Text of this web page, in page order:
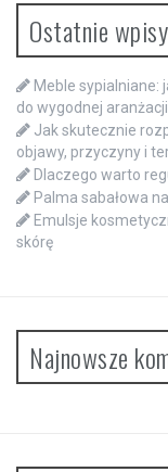
Ostatnie wpisy
Meble sypialniane:
do wygodnej aranżacji
Jak skutecznie
objawy, przyczyny i
Dlaczego warto
Palma sabałowa
Emulsje
skórę
Najnowsze